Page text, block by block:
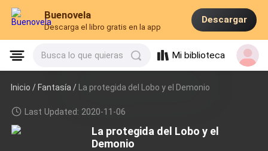
Buenovela
Descarga el libro gratis en la app
Descargar
Busca lo que quieras Mi biblioteca
Inicio /Fantasía / La protegida del Lobo y el Demonio
Last Updated: 2020-11-06
La protegida del Lobo y el
Demonio